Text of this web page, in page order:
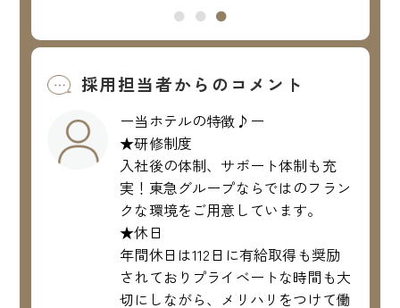
採用担当者からのコメント
ー当ホテルの特徴♪ー
★研修制度
入社後の体制、サポート体制も充
実！東急グループならではのフラン
クな環境をご用意しています。
★休日
年間休日は112日に有給取得も奨励
されておりプライベートな時間も大
切にしながら、メリハリをつけて働